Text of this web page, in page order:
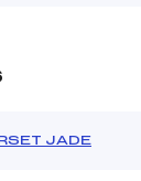
JADE